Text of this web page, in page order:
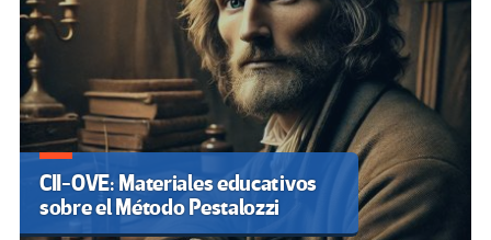
CII-OVE: Materiales educativos
sobre el Método Pestalozzi